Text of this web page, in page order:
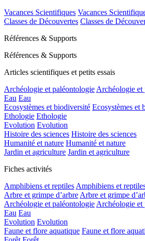
Vacances Scientifiques Vacances
Classes de Découvertes Classes de
Références & Supports
Références & Supports
Articles scientifiques et petits essais
Archéologie et paléontologie Archéologie et
Eau Eau
Ecosystèmes et biodiversité Ecosystèmes et
Ethologie Ethologie
Evolution Evolution
Histoire des sciences Histoire des sciences
Humanité et nature Humanité et nature
Jardin et agriculture Jardin et agriculture
Fiches activités
Amphibiens et reptiles Amphibiens et
Arbre et grimpe d’arbre Arbre et grimpe
Archéologie et paléontologie Archéologie et
Eau Eau
Evolution Evolution
Faune et flore aquatique Faune et flore